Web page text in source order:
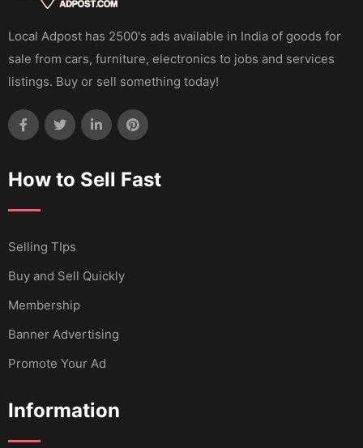
Local Adpost has 2500's ads available in India of goods for
sale from cars, furniture, electronics to jobs and services
listings. Buy or sell something today!
How to Sell Fast
Selling TIps
Buy and Sell Quickly
Membership
Banner Advertising
Promote Your Ad
Information